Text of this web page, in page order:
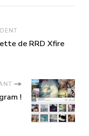
de RRD Xfire
!